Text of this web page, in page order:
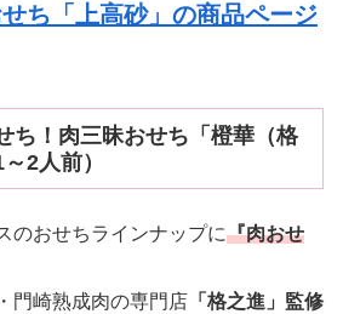
ち「上高砂」の商品ページ
ち！肉三昧おせち「橙華（格
2人前）
のおせちラインナップに『肉おせ
門崎熟成肉の専門店 「格之進」監修